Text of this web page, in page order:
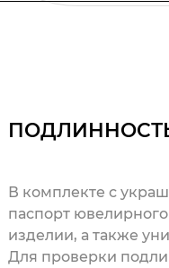
В комплекте с
паспорт
изделии, а также
Для проверки